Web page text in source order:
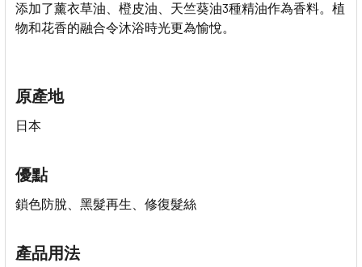
添加了薰衣草油、橙皮油、天竺葵油3種精油作為香料。植
物和花香的融合令沐浴時光更為愉悅。
原產地
日本
優點
鎖色防脫、黑髮再生、修復髮絲
產品用法